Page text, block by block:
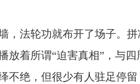
法轮功就布开了场子。拼
放着所谓“迫害真相”，与四
不绝，但很少有人驻足停留